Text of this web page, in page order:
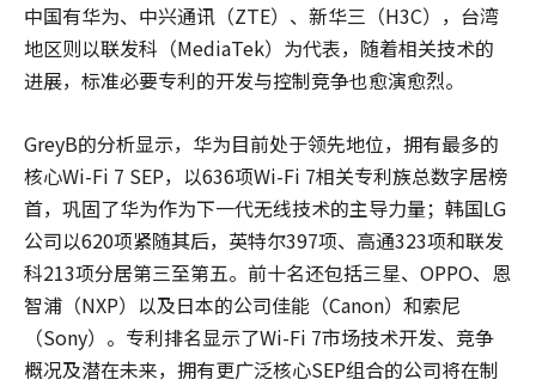
中国有华为、中兴通讯（ZTE）、新华三（H3C），台湾
地区则以联发科（MediaTek）为代表，随着相关技术的
进展，标准必要专利的开发与控制竞争也愈演愈烈。
GreyB的分析显示，华为目前处于领先地位，拥有最多的
核心Wi-Fi 7 SEP，以636项Wi-Fi 7相关专利族总数字居榜
首，巩固了华为作为下一代无线技术的主导力量；韩国LG
公司以620项紧随其后，英特尔397项、高通323项和联发
科213项分居第三至第五。前十名还包括三星、OPPO、恩
智浦（NXP）以及日本的公司佳能（Canon）和索尼
（Sony）。专利排名显示了Wi-Fi 7市场技术开发、竞争
概况及潜在未来，拥有更广泛核心SEP组合的公司将在制